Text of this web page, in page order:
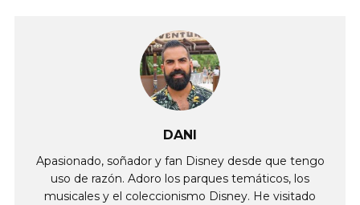
DANI
Apasionado, soñador y fan Disney desde que tengo
uso de razón. Adoro los parques temáticos, los
musicales y el coleccionismo Disney. He visitado